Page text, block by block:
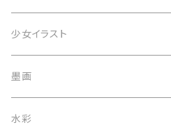
スマホケース
マグカップ
小物
一点物
オプション
デジタルデータ
少女イラスト
墨画
水彩